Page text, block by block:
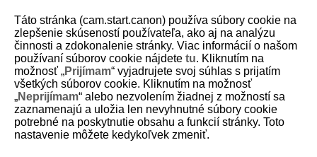
D388-047
Panoramatický záber
Na snímanie panorám použite režim [ ] (Panoramic
shot/Panoramatický záber). Panoráma sa vytvára skombinovaním
Táto stránka (cam.start.canon) používa súbory cookie na
zlepšenie skúseností používateľa, ako aj na analýzu
činnosti a zdokonalenie stránky. Viac informácií o našom
používaní súborov cookie nájdete tu. Kliknutím na
možnosť „Prijímam“ vyjadrujete svoj súhlas s prijatím
všetkých súborov cookie. Kliknutím na možnosť
„Neprijímam“ alebo nezvolením žiadnej z možností sa
zaznamenajú a uložia len nevyhnutné súbory cookie
potrebné na poskytnutie obsahu a funkcií stránky. Toto
nastavenie môžete kedykoľvek zmeniť.